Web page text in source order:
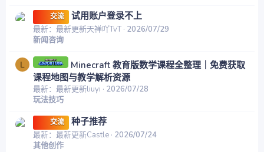
交流 试用账户登录不上
最新：最新更新天禅吖TvT 2026/07/29
新闻咨询
L
Minecraft 教育版数学课程全整理｜免费获取
课程地图与教学解析资源
最新：最新更新liuyi
2026/07/28
玩法技巧
交流 种子推荐
最新：最新更新Castle 2026/07/24
其他创作